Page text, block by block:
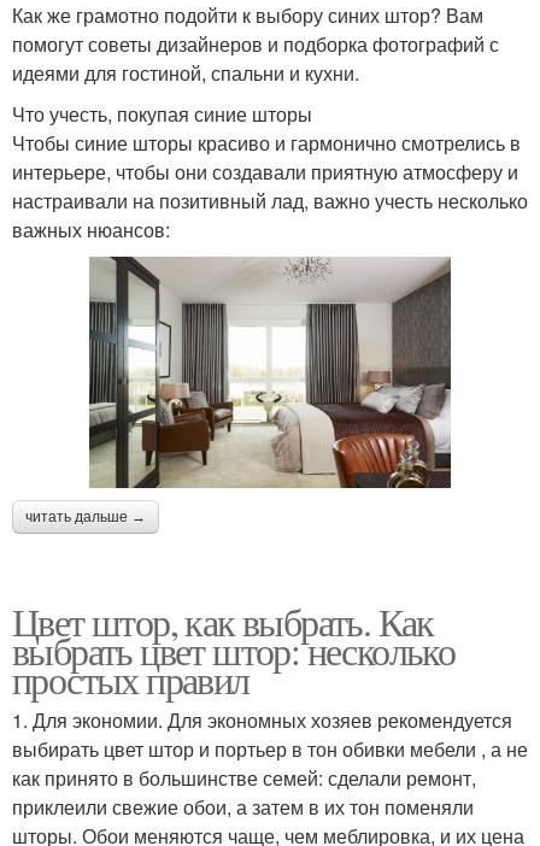
Как же грамотно подойти к выбору синих штор? Вам
помогут советы дизайнеров и подборка фотографий с
идеями для гостиной, спальни и кухни.
Что учесть, покупая синие шторы
Чтобы синие шторы красиво и гармонично смотрелись в
интерьере, чтобы они создавали приятную атмосферу и
настраивали на позитивный лад, важно учесть несколько
важных нюансов:
читать дальше →
Цвет штор, как выбрать. Как
выбрать цвет штор: несколько
простых правил
1. Для экономии. Для экономных хозяев рекомендуется
выбирать цвет штор и портьер в тон обивки мебели , а не
как принято в большинстве семей: сделали ремонт,
приклеили свежие обои, а затем в их тон поменяли
шторы. Обои меняются чаще, чем меблировка, и их цена